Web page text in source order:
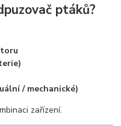
ptáků?
/ mechanické)
zařízení.